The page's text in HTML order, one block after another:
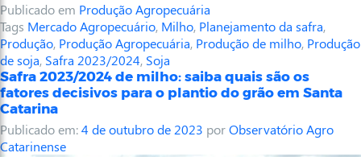
Publicado em Produção Agropecuária
Tags Mercado Agropecuário, Milho, Planejamento da safra,
Produção, Produção Agropecuária, Produção de milho, Produção
de soja, Safra 2023/2024, Soja
Safra 2023/2024 de milho: saiba quais são os
fatores decisivos para o plantio do grão em Santa
Catarina
Publicado em:4 de outubro de 2023 porObservatório Agro
Catarinense